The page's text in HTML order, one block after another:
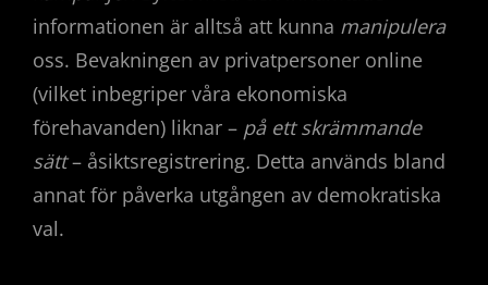
informationen är alltså att kunna manipulera
oss. Bevakningen av privatpersoner online
(vilket inbegriper våra ekonomiska
förehavanden) liknar – på ett skrämmande
sätt– åsiktsregistrering. Detta används bland
annat för påverka utgången av demokratiska
val.